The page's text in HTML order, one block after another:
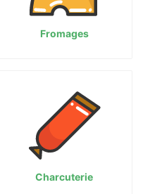
Fromages
Charcuterie